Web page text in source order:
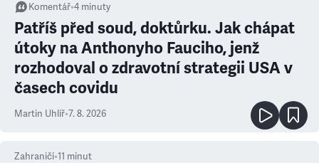
Komentář•4 minuty
Patříš před soud, doktůrku. Jak chápat
útoky na Anthonyho Fauciho, jenž
rozhodoval o zdravotní strategii USA v
časech covidu
Martin Uhlíř•7. 8. 2026
Zahraničí•11 minut